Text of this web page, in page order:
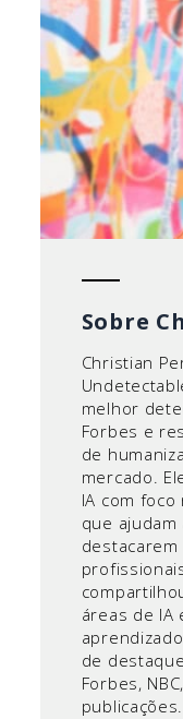
Sobre
Christian
melhor
Forbes e
de
mercado.
IA com
que
áreas de IA
de
Forbes,
publicações.